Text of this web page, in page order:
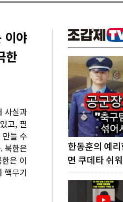
이야
한
사실과
고, 필
들 수
북한은
은 이
핵무기
한동훈의 예
면 쿠데타 쉬